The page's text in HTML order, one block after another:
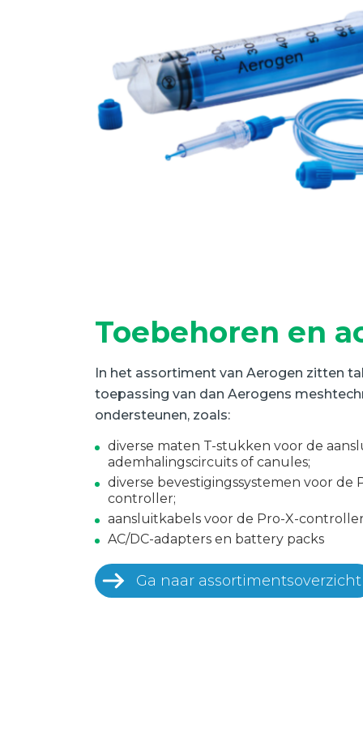
Toebehoren en
In het assortiment van Aerogen zitten
toepassing van dan Aerogens
ondersteunen, zoals:
diverse maten T-stukken voor de
ademhalingscircuits of canules;
diverse bevestigingssystemen voor de
controller;
aansluitkabels voor de Pro-X-
AC/DC-adapters en battery packs
Ga naar assortimentsoverzicht